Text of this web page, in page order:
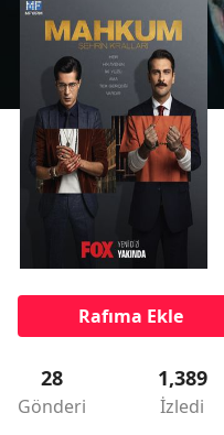
Rafıma Ekle
28
Gönderi
1,389
İzledi